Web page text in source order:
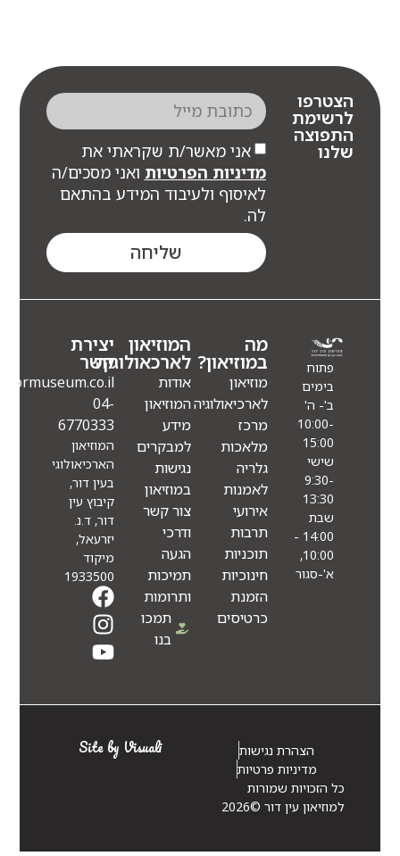
אני מאשר/ת שקראתי את
מדיניות הפרטיותואני מסכים/ה
לאיסוף ולעיבוד המידע בהתאם
מה
במוזיאון?
מוזיאון
לארכיאולוגיה
מרכז
מלאכות
גלריה
לאמנות
אירועי
תרבות
תוכניות
חינוכיות
המוזיאון
לארכאולוגיה
אודות
המוזיאון
מידע
למבקרים
נגישות
במוזיאון
צור קשר
ודרכי
הגעה
תמיכות
ותרומות
תמכו
יצירת
קשר
Info@eindormuseum.co.il
04-
6770333
המוזיאון
הארכיאולוגי
קיבוץ עין
דור, ד.נ.
יזרעאל,
מיקוד
1933500
הצהרת נגישות
מדיניות פרטיות
כל הזכויות שמורות
למוזיאון עין דור ©2026
Site by Visuali